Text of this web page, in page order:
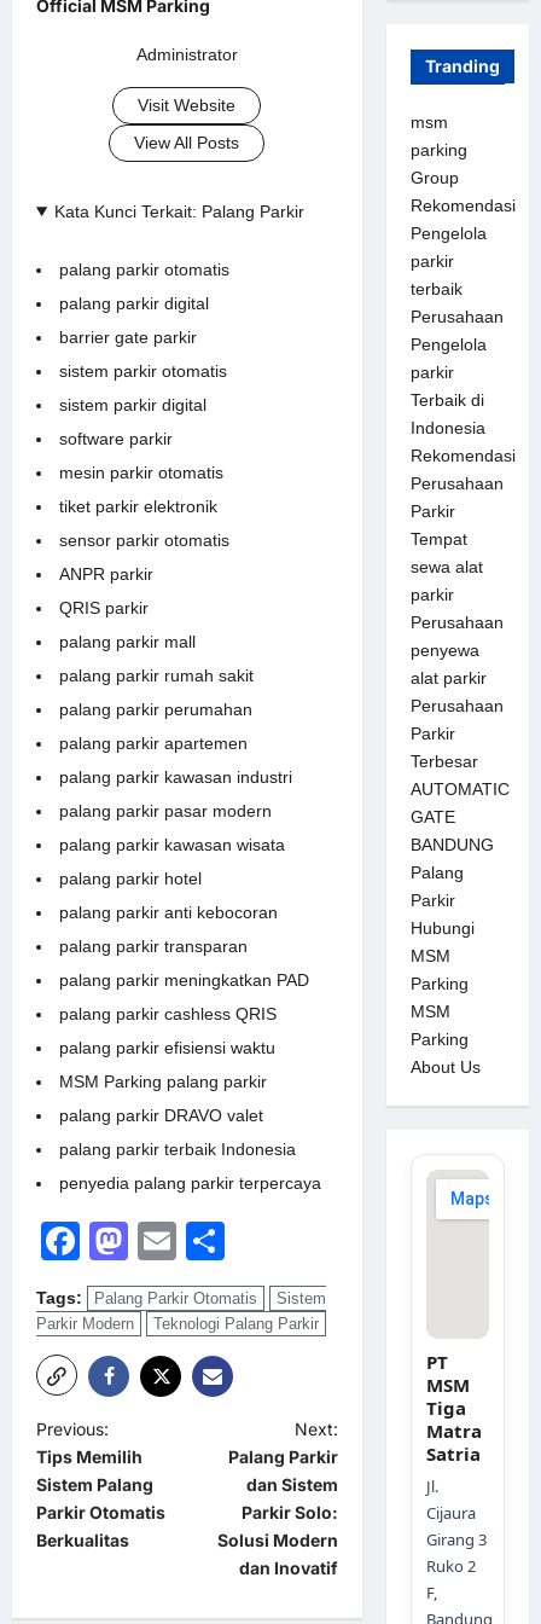
Administrator
Visit Website
View All Posts
Kata Kunci Terkait: Palang Parkir
palang parkir otomatis
palang parkir digital
barrier gate parkir
sistem parkir otomatis
sistem parkir digital
software parkir
mesin parkir otomatis
tiket parkir elektronik
sensor parkir otomatis
ANPR parkir
QRIS parkir
palang parkir mall
palang parkir rumah sakit
palang parkir perumahan
palang parkir apartemen
palang parkir kawasan industri
palang parkir pasar modern
palang parkir kawasan wisata
palang parkir hotel
palang parkir anti kebocoran
palang parkir transparan
palang parkir meningkatkan PAD
palang parkir cashless QRIS
palang parkir efisiensi waktu
MSM Parking palang parkir
palang parkir DRAVO valet
palang parkir terbaik Indonesia
penyedia palang parkir terpercaya
Facebook
Mastodon
Email
Tags: Palang Parkir Otomatis
Sistem
Parkir Modern
Teknologi Palang Parkir
P
o
s
t
Previous:
Tips Memilih
Sistem Palang
Parkir Otomatis
Berkualitas
Next:
Palang Parkir
dan Sistem
Parkir Solo:
Solusi Modern
dan Inovatif
Tranding
msm
parking
Group
Rekomendasi
Pengelola
parkir
terbaik
Perusahaan
Pengelola
parkir
Terbaik di
Indonesia
Rekomendasi
Perusahaan
Parkir
Tempat
sewa alat
parkir
Perusahaan
penyewa
alat parkir
Perusahaan
Parkir
Terbesar
AUTOMATIC
GATE
BANDUNG
Palang
Parkir
Hubungi
MSM
Parking
MSM
Parking
About Us
PT
MSM
Tiga
Matra
Satria
Jl.
Cijaura
Girang 3
Ruko 2
F,
Bandung